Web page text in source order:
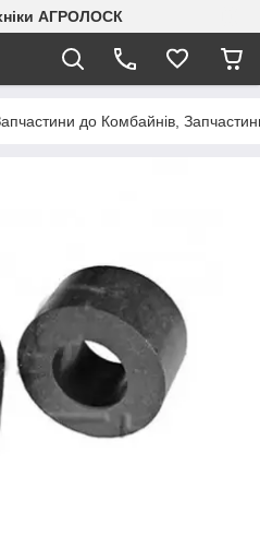
АГРОЛОСК
до Комбайнів,